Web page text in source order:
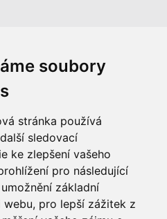
soubory
stránka používá
sledovací
ke zlepšení vašeho
pro následující
základní
webu, pro lepší zážitek z
Školní jídelna